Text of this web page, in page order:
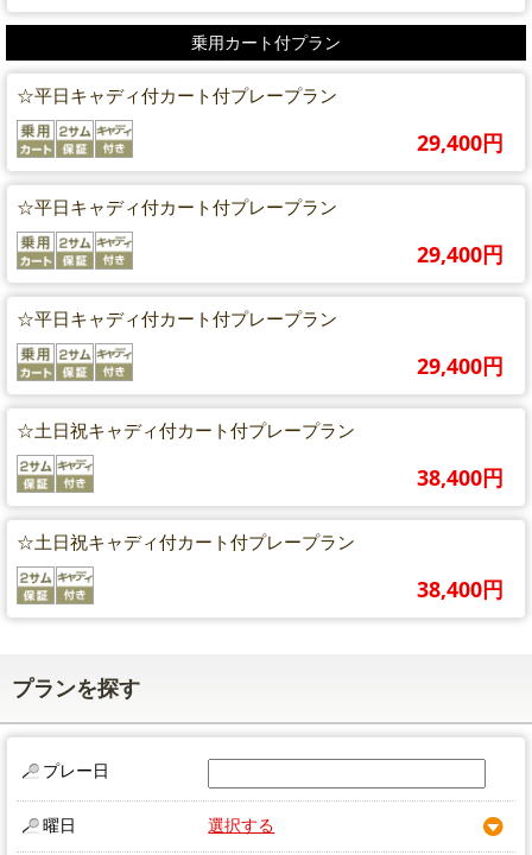
乗用カート付プラン
☆平日キャディ付カート付プレープラン
29,400円
☆平日キャディ付カート付プレープラン
29,400円
☆平日キャディ付カート付プレープラン
29,400円
☆土日祝キャディ付カート付プレープラン
38,400円
☆土日祝キャディ付カート付プレープラン
38,400円
プランを探す
プレー日
曜日 選択する